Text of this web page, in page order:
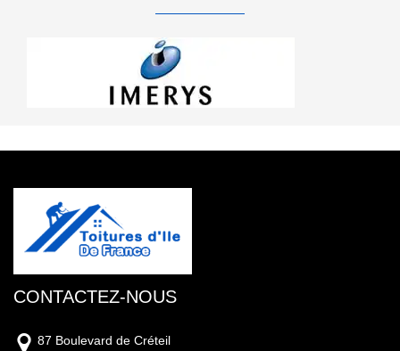
CONTACTEZ-NOUS
87 Boulevard de Créteil